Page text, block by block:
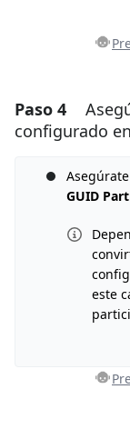
Paso 4
configurado
GUID
este